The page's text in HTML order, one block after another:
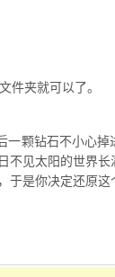
件夹就可以了。
颗钻石不小心
不见太阳的世界
于是你决定还原